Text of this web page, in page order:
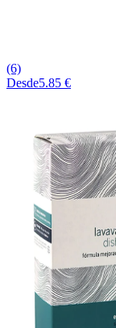
(6)
Desde5.85 €